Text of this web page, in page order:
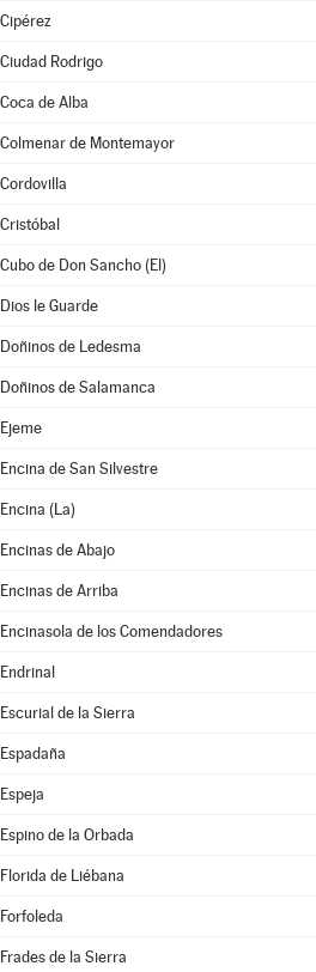
Cipérez
Ciudad Rodrigo
Coca de Alba
Colmenar de Montemayor
Cordovilla
Cristóbal
Cubo de Don Sancho (El)
Dios le Guarde
Doñinos de Ledesma
Doñinos de Salamanca
Ejeme
Encina de San Silvestre
Encina (La)
Encinas de Abajo
Encinas de Arriba
Encinasola de los Comendadores
Endrinal
Escurial de la Sierra
Espadaña
Espeja
Espino de la Orbada
Florida de Liébana
Forfoleda
Frades de la Sierra